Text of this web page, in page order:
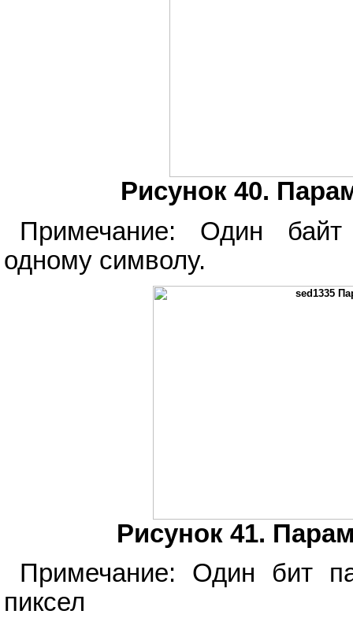
Рисунок 40.
Примечание: Один байт
одному символу.
Рисунок 41.
Примечание: Один бит
пиксел